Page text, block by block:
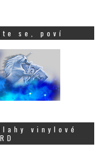
se, poví
vinylové